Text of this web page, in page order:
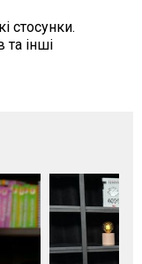
стосунки.
інші